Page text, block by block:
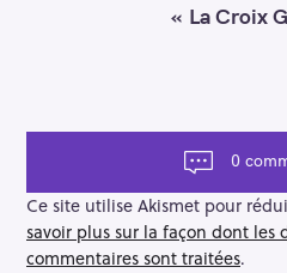
t
n
« La Croix
0
Ce site utilise Akismet pour
savoir plus sur la façon dont les
commentaires sont traitées.